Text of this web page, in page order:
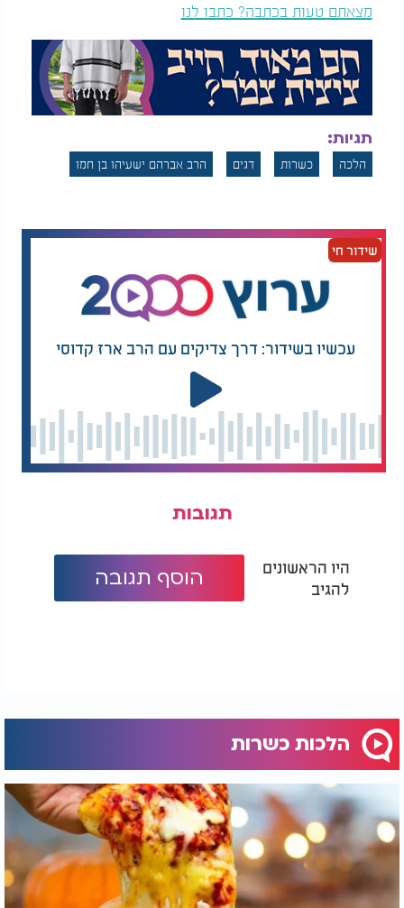
האם מותר לאכול בשר או עוף בחו"ל?
מצאתם טעות בכתבה? כתבו לנו
תגיות:
הלכה כשרות דגים הרב אברהם ישעיהו בן חמו
שידור חי
עכשיו בשידור: דרך צדיקים עם הרב ארז קדוסי
תגובות
היו הראשונים
להגיב
הוסף תגובה
הלכות כשרות